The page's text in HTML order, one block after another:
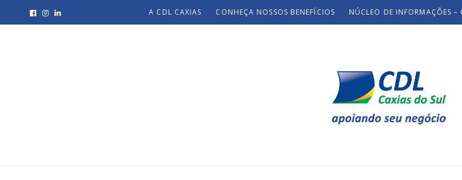
A CDL CAXIAS CONHEÇA NOSSOS BENEFÍCIOS NÚCLEO DE INFORMAÇÕES –